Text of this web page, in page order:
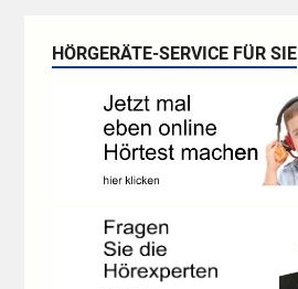
HÖRGERÄTE-SERVICE FÜR SIE